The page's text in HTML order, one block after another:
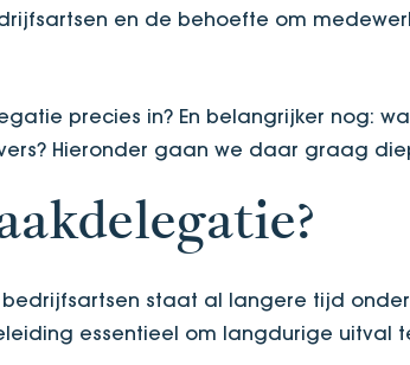
en de behoefte om
precies in? En belangrijker nog:
Hieronder gaan we daar graag
staat al langere tijd onder
essentieel om langdurige uitval